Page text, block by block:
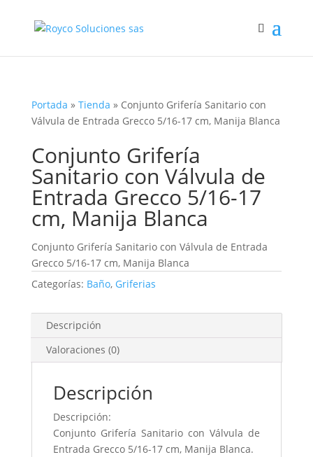
Portada » Tienda » Conjunto Grifería Sanitario con
Válvula de Entrada Grecco 5/16-17 cm, Manija Blanca
Conjunto Grifería
Sanitario con Válvula de
Entrada Grecco 5/16-17
cm, Manija Blanca
Conjunto Grifería Sanitario con Válvula de Entrada
Grecco 5/16-17 cm, Manija Blanca
Categorías: Baño, Griferias
Descripción
Valoraciones (0)
Descripción
Descripción:
Conjunto Grifería Sanitario con Válvula de
Entrada Grecco 5/16-17 cm, Manija Blanca.